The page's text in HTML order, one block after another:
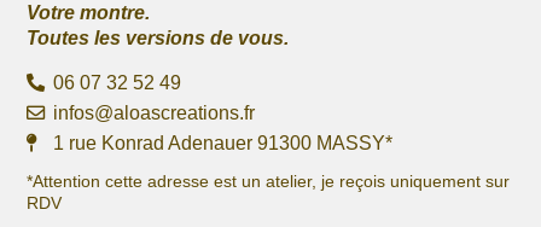
Votre montre.
Toutes les versions de vous.
06 07 32 52 49
infos@aloascreations.fr
1 rue Konrad Adenauer 91300 MASSY*
*Attention cette adresse est un atelier, je reçois uniquement sur
RDV